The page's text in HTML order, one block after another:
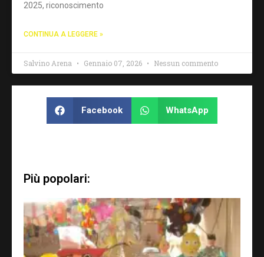
2025, riconoscimento
CONTINUA A LEGGERE »
Salvino Arena Gennaio 07, 2026 Nessun commento
Facebook WhatsApp
Più popolari: